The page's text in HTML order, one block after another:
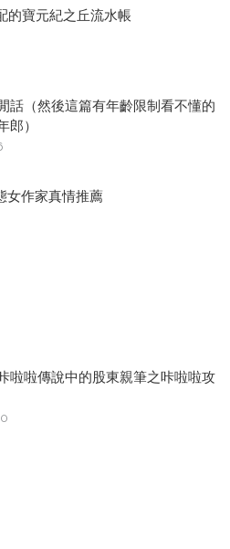
的寶元紀之丘流水帳
話（然後這篇有年齡限制看不懂的
郎）
女作家真情推薦
啦啦傳說中的股東親筆之咔啦啦攻